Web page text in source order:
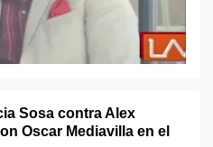
Sosa contra Alex
Oscar Mediavilla en el